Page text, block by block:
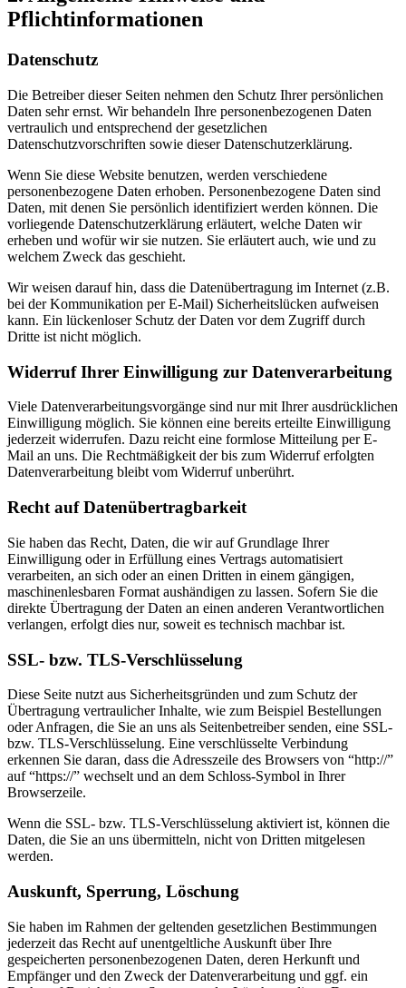
Pflichtinformationen
Datenschutz
Die Betreiber dieser Seiten nehmen den Schutz Ihrer persönlichen
Daten sehr ernst. Wir behandeln Ihre personenbezogenen Daten
vertraulich und entsprechend der gesetzlichen
Datenschutzvorschriften sowie dieser Datenschutzerklärung.
Wenn Sie diese Website benutzen, werden verschiedene
personenbezogene Daten erhoben. Personenbezogene Daten sind
Daten, mit denen Sie persönlich identifiziert werden können. Die
vorliegende Datenschutzerklärung erläutert, welche Daten wir
erheben und wofür wir sie nutzen. Sie erläutert auch, wie und zu
welchem Zweck das geschieht.
Wir weisen darauf hin, dass die Datenübertragung im Internet (z.B.
bei der Kommunikation per E-Mail) Sicherheitslücken aufweisen
kann. Ein lückenloser Schutz der Daten vor dem Zugriff durch
Dritte ist nicht möglich.
Widerruf Ihrer Einwilligung zur Datenverarbeitung
Viele Datenverarbeitungsvorgänge sind nur mit Ihrer ausdrücklichen
Einwilligung möglich. Sie können eine bereits erteilte Einwilligung
jederzeit widerrufen. Dazu reicht eine formlose Mitteilung per E-
Mail an uns. Die Rechtmäßigkeit der bis zum Widerruf erfolgten
Datenverarbeitung bleibt vom Widerruf unberührt.
Recht auf Datenübertragbarkeit
Sie haben das Recht, Daten, die wir auf Grundlage Ihrer
Einwilligung oder in Erfüllung eines Vertrags automatisiert
verarbeiten, an sich oder an einen Dritten in einem gängigen,
maschinenlesbaren Format aushändigen zu lassen. Sofern Sie die
direkte Übertragung der Daten an einen anderen Verantwortlichen
verlangen, erfolgt dies nur, soweit es technisch machbar ist.
SSL- bzw. TLS-Verschlüsselung
Diese Seite nutzt aus Sicherheitsgründen und zum Schutz der
Übertragung vertraulicher Inhalte, wie zum Beispiel Bestellungen
oder Anfragen, die Sie an uns als Seitenbetreiber senden, eine SSL-
bzw. TLS-Verschlüsselung. Eine verschlüsselte Verbindung
erkennen Sie daran, dass die Adresszeile des Browsers von “http://”
auf “https://” wechselt und an dem Schloss-Symbol in Ihrer
Browserzeile.
Wenn die SSL- bzw. TLS-Verschlüsselung aktiviert ist, können die
Daten, die Sie an uns übermitteln, nicht von Dritten mitgelesen
werden.
Auskunft, Sperrung, Löschung
Sie haben im Rahmen der geltenden gesetzlichen Bestimmungen
jederzeit das Recht auf unentgeltliche Auskunft über Ihre
gespeicherten personenbezogenen Daten, deren Herkunft und
Empfänger und den Zweck der Datenverarbeitung und ggf. ein